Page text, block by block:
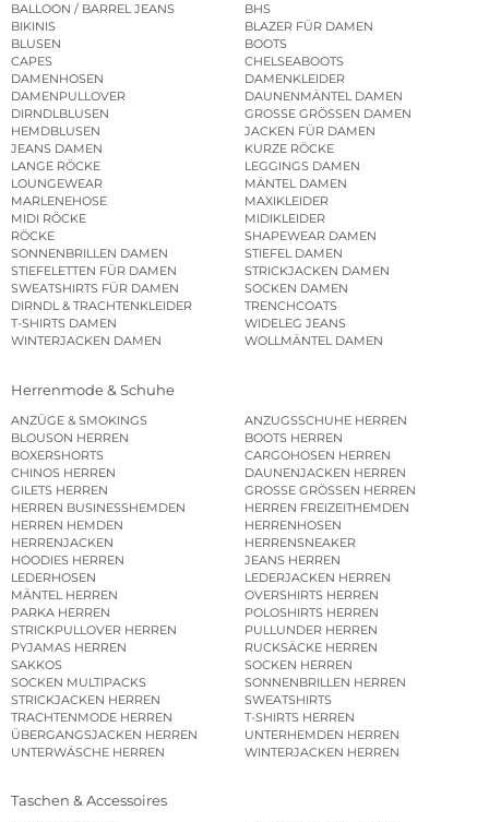
BALLOON / BARREL JEANS
BHS
BIKINIS
BLAZER FÜR DAMEN
BLUSEN
BOOTS
CAPES
CHELSEABOOTS
DAMENHOSEN
DAMENKLEIDER
DAMENPULLOVER
DAUNENMÄNTEL DAMEN
DIRNDLBLUSEN
GROSSE GRÖSSEN DAMEN
HEMDBLUSEN
JACKEN FÜR DAMEN
JEANS DAMEN
KURZE RÖCKE
LANGE RÖCKE
LEGGINGS DAMEN
LOUNGEWEAR
MÄNTEL DAMEN
MARLENEHOSE
MAXIKLEIDER
MIDI RÖCKE
MIDIKLEIDER
RÖCKE
SHAPEWEAR DAMEN
SONNENBRILLEN DAMEN
STIEFEL DAMEN
STIEFELETTEN FÜR DAMEN
STRICKJACKEN DAMEN
SWEATSHIRTS FÜR DAMEN
SOCKEN DAMEN
DIRNDL & TRACHTENKLEIDER
TRENCHCOATS
T-SHIRTS DAMEN
WIDELEG JEANS
WINTERJACKEN DAMEN
WOLLMÄNTEL DAMEN
Herrenmode & Schuhe
ANZÜGE & SMOKINGS
ANZUGSSCHUHE HERREN
BLOUSON HERREN
BOOTS HERREN
BOXERSHORTS
CARGOHOSEN HERREN
CHINOS HERREN
DAUNENJACKEN HERREN
GILETS HERREN
GROSSE GRÖSSEN HERREN
HERREN BUSINESSHEMDEN
HERREN FREIZEITHEMDEN
HERREN HEMDEN
HERRENHOSEN
HERRENJACKEN
HERRENSNEAKER
HOODIES HERREN
JEANS HERREN
LEDERHOSEN
LEDERJACKEN HERREN
MÄNTEL HERREN
OVERSHIRTS HERREN
PARKA HERREN
POLOSHIRTS HERREN
STRICKPULLOVER HERREN
PULLUNDER HERREN
PYJAMAS HERREN
RUCKSÄCKE HERREN
SAKKOS
SOCKEN HERREN
SOCKEN MULTIPACKS
SONNENBRILLEN HERREN
STRICKJACKEN HERREN
SWEATSHIRTS
TRACHTENMODE HERREN
T-SHIRTS HERREN
ÜBERGANGSJACKEN HERREN
UNTERHEMDEN HERREN
UNTERWÄSCHE HERREN
WINTERJACKEN HERREN
Taschen & Accessoires